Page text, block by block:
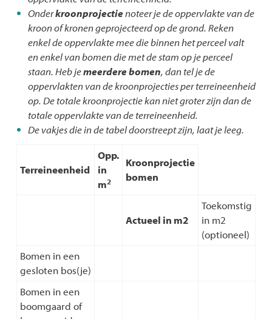
Onderkroonprojectienoteer je de oppervlakte van de
kroon of kronen geprojecteerd op de grond. Reken
enkel de oppervlakte mee die binnen het perceel valt
en enkel van bomen die met de stam op je perceel
staan. Heb jemeerdere bomen, dan tel je de
oppervlakten van de kroonprojecties per terreineenheid
op. De totale kroonprojectie kan niet groter zijn dan de
totale oppervlakte van de terreineenheid.
De vakjes die in de tabel doorstreept zijn, laat je leeg.
Terreineenheid
Opp.
in
m2
Kroonprojectie
bomen
Actueel in m2
Toekomstig
in m2
(optioneel)
Bomen in een
gesloten bos(je)
Bomen in een
boomgaard of